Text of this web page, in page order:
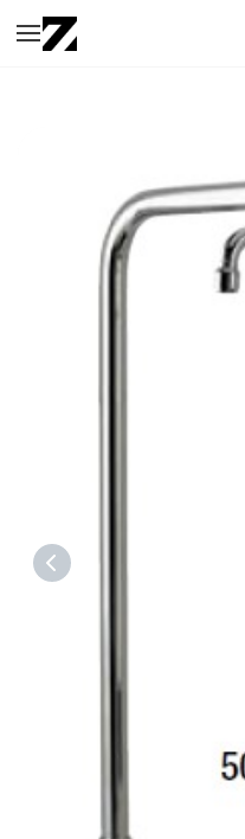
Saltar al
contenido